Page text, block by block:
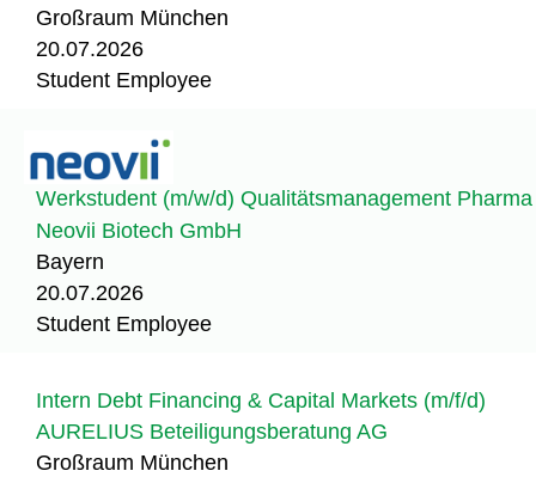
Großraum München
20.07.2026
Student Employee
Werkstudent (m/w/d) Qualitätsmanagement Pharma
Neovii Biotech GmbH
Bayern
20.07.2026
Student Employee
Intern Debt Financing & Capital Markets (m/f/d)
AURELIUS Beteiligungsberatung AG
Großraum München